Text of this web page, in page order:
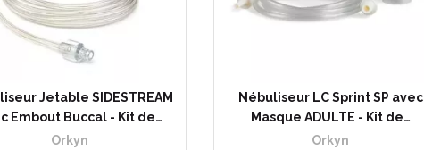
Jetable SIDESTREAM
Embout Buccal - Kit de…
Orkyn
Nébuliseur LC Sprint SP avec
Masque ADULTE - Kit de…
Orkyn